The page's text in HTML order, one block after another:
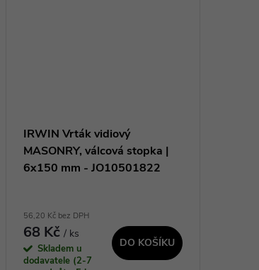
IRWIN Vrták vidiový
MASONRY, válcová stopka |
6x150 mm - JO10501822
56,20 Kč bez DPH
68 Kč / ks
Skladem u
dodavatele (2-7
DO KOŠÍKU